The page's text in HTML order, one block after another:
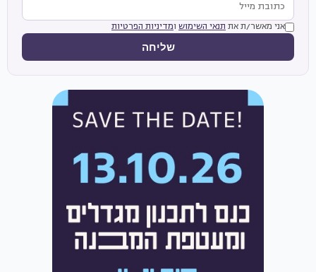
אני מאשר/ת את תנאי השימוש ומדיניות הפרטיות
שליחה